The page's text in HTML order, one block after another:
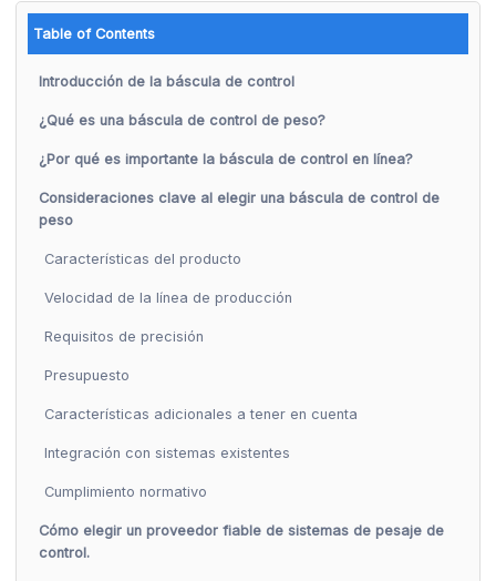
Table of Contents
Introducción de la báscula de control
¿Qué es una báscula de control de peso?
¿Por qué es importante la báscula de control en línea?
Consideraciones clave al elegir una báscula de control de
peso
Características del producto
Velocidad de la línea de producción
Requisitos de precisión
Presupuesto
Características adicionales a tener en cuenta
Integración con sistemas existentes
Cumplimiento normativo
Cómo elegir un proveedor fiable de sistemas de pesaje de
control.